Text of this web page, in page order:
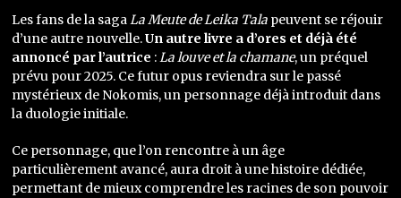
Les fans de la sagaLa Meute de Leika Tala peuvent se réjouir
d’une autre nouvelle.Un autre livre a d’ores et déjà été
annoncé par l’autrice :La louve et la chamane, un préquel
prévu pour 2025. Ce futur opus reviendra sur le passé
mystérieux de Nokomis, un personnage déjà introduit dans
la duologie initiale.
Ce personnage, que l’on rencontre à un âge
particulièrement avancé, aura droit à une histoire dédiée,
permettant de mieux comprendre les racines de son pouvoir